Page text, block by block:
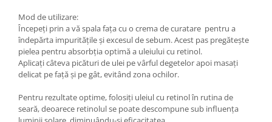
Mod de utilizare:
Începeți prin a vă spala fața cu o crema de curatare pentru a
îndepărta impuritățile și excesul de sebum. Acest pas pregătește
pielea pentru absorbția optimă a uleiului cu retinol.
Aplicați câteva picături de ulei pe vârful degetelor apoi masați
delicat pe față și pe gât, evitând zona ochilor.
Pentru rezultate optime, folosiți uleiul cu retinol în rutina de
seară, deoarece retinolul se poate descompune sub influența